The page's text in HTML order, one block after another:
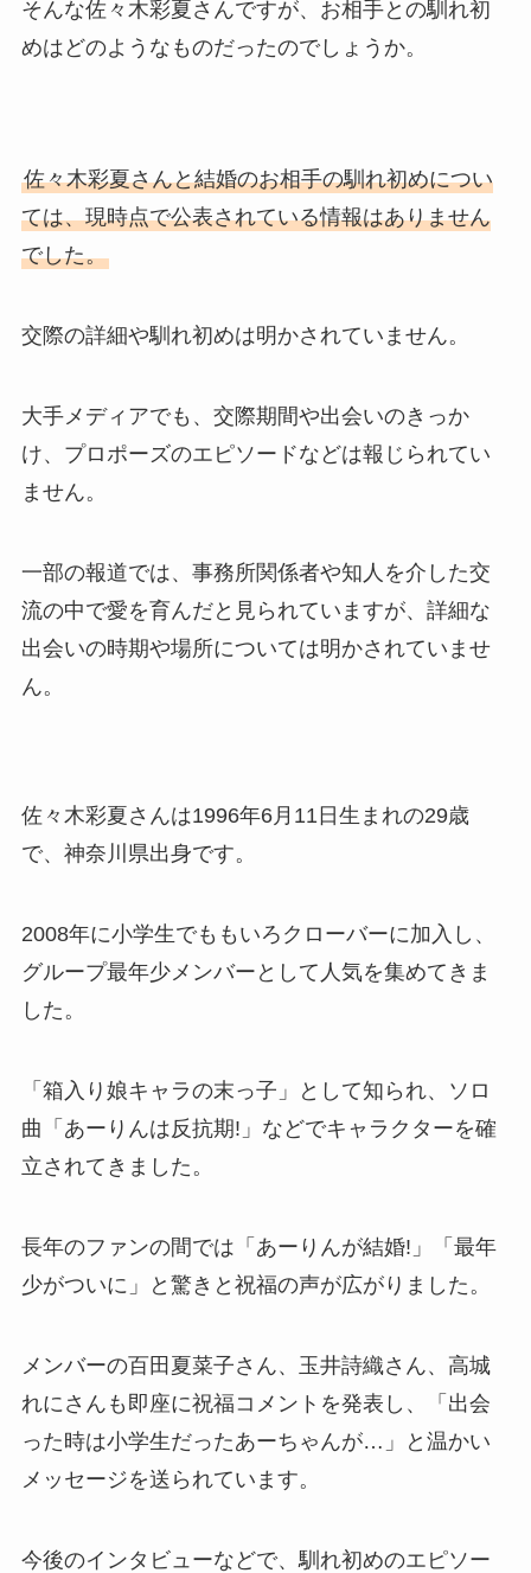
そんな佐々木彩夏さんですが、お相手との馴れ初
めはどのようなものだったのでしょうか。
佐々木彩夏さんと結婚のお相手の馴れ初めについ
ては、現時点で公表されている情報はありません
でした。
交際の詳細や馴れ初めは明かされていません。
大手メディアでも、交際期間や出会いのきっか
け、プロポーズのエピソードなどは報じられてい
ません。
一部の報道では、事務所関係者や知人を介した交
流の中で愛を育んだと見られていますが、詳細な
出会いの時期や場所については明かされていませ
ん。
佐々木彩夏さんは1996年6月11日生まれの29歳
で、神奈川県出身です。
2008年に小学生でももいろクローバーに加入し、
グループ最年少メンバーとして人気を集めてきま
した。
「箱入り娘キャラの末っ子」として知られ、ソロ
曲「あーりんは反抗期!」などでキャラクターを確
立されてきました。
長年のファンの間では「あーりんが結婚!」「最年
少がついに」と驚きと祝福の声が広がりました。
メンバーの百田夏菜子さん、玉井詩織さん、高城
れにさんも即座に祝福コメントを発表し、「出会
った時は小学生だったあーちゃんが…」と温かい
メッセージを送られています。
今後のインタビューなどで、馴れ初めのエピソー